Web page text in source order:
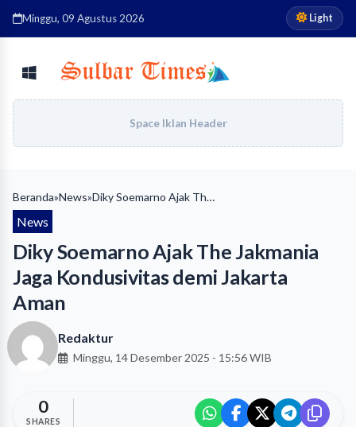
Minggu, 09 Agustus 2026 Light
Space Iklan Header
Beranda»News» Diky Soemarno Ajak The Jakmania Jaga Kondusivitas demi Jakarta Aman
News
Diky Soemarno Ajak The Jakmania
Jaga Kondusivitas demi Jakarta
Aman
Redaktur
Minggu, 14 Desember 2025 - 15:56 WIB
0
SHARES